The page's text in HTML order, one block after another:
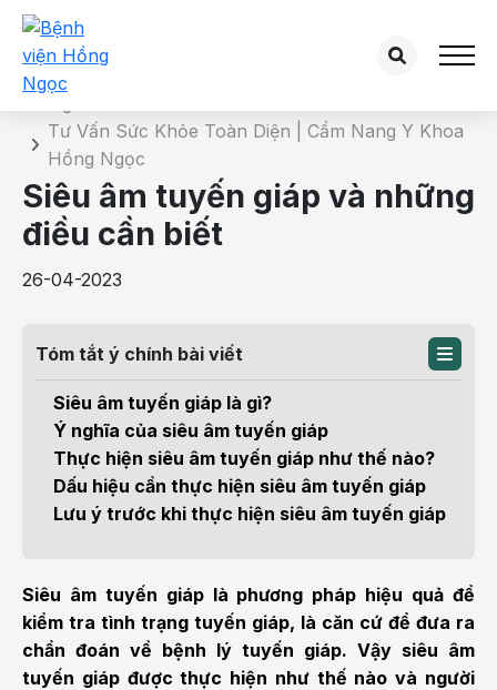
Chi tiết bài tư vấn
Tư Vấn Sức Khỏe Toàn Diện | Cẩm Nang Y Khoa
Hồng Ngọc
Siêu âm tuyến giáp và những
điều cần biết
26-04-2023
Tóm tắt ý chính bài viết
Siêu âm tuyến giáp là gì?
Ý nghĩa của siêu âm tuyến giáp
Thực hiện siêu âm tuyến giáp như thế nào?
Dấu hiệu cần thực hiện siêu âm tuyến giáp
Lưu ý trước khi thực hiện siêu âm tuyến giáp
Siêu âm tuyến giáp là phương pháp hiệu quả để
kiểm tra tình trạng tuyến giáp, là căn cứ để đưa ra
chẩn đoán về bệnh lý tuyến giáp. Vậy siêu âm
tuyến giáp được thực hiện như thế nào và người